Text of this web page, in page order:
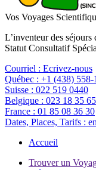
Vos Voyages
L’inventeur des
Statut Consultatif
Courriel : Ecrivez-nous
Québec : +1 (438) 558-
Suisse : 022 519 0440
Belgique : 023 18 35 65
France : 01 85 08 36 30
Dates, Places, Tarifs :
Accueil
Trouver un